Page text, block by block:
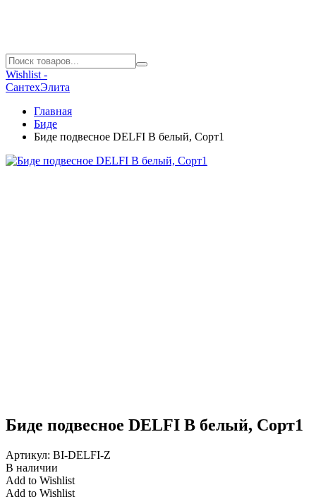
Wishlist -
СантехЭлита
Главная
Биде
Биде подвесное DELFI B белый, Сорт1
Биде подвесное DELFI B белый, Сорт1
Артикул: BI-DELFI-Z
В наличии
Add to Wishlist
Add to Wishlist